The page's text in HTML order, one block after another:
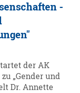
-
der AK
„Gender und
Dr. Annette